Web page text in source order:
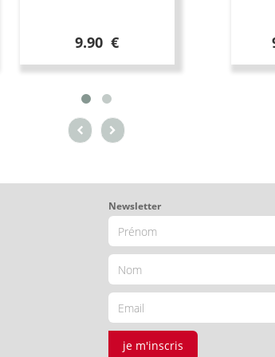
9.90 €
Newsletter
je m'inscris